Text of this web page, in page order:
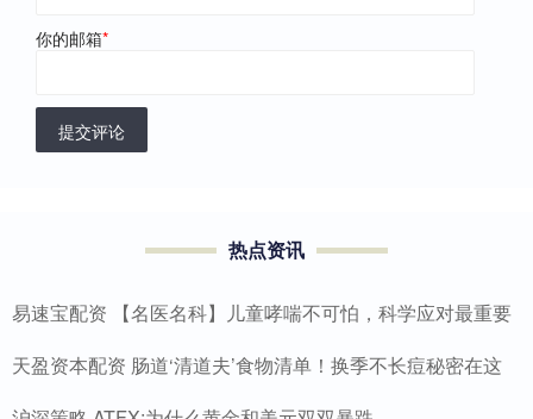
你的邮箱*
提交评论
热点资讯
易速宝配资 【名医名科】儿童哮喘不可怕，科学应对最重要
天盈资本配资 肠道‘清道夫’食物清单！换季不长痘秘密在这